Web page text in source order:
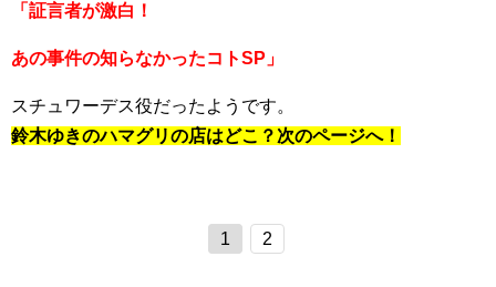
「証言者が激白！
あの事件の知らなかったコトSP」
スチュワーデス役だったようです。
鈴木ゆきのハマグリの店はどこ？次のページへ！
1 2